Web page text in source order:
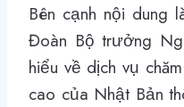
Bên cạnh nội dung
Đoàn Bộ trưởng
hiểu về dịch vụ
cao của Nhật Bản